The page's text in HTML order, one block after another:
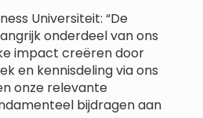
Universiteit: “De
onderdeel van ons
impact creëren door
en kennisdeling via ons
onze relevante
bijdragen aan